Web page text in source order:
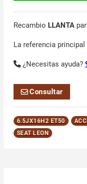
Recambio LLANTA
La referencia principal
¿Necesitas ayuda?
Consultar
6.5JX16H2 ET50
SEAT LEON